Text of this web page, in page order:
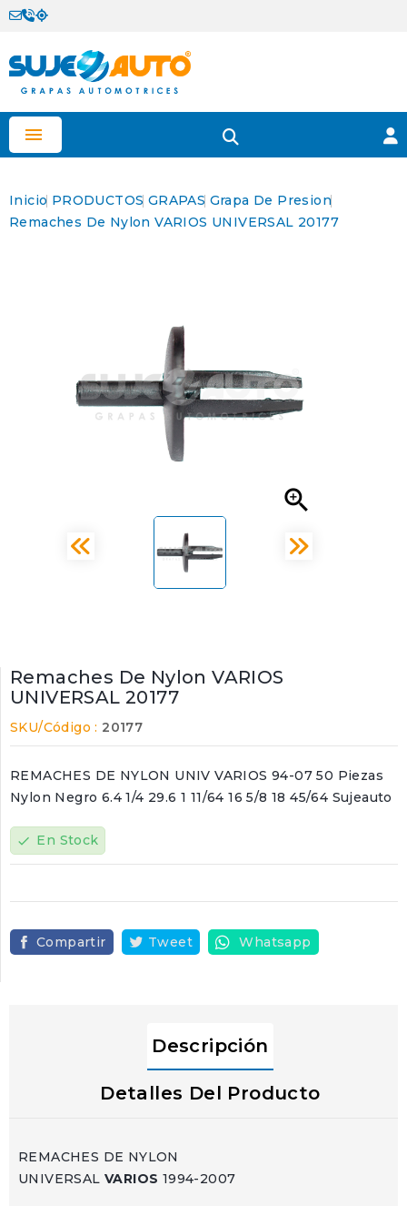

Inicio PRODUCTOS GRAPAS Grapa De Presion
Remaches De Nylon VARIOS UNIVERSAL 20177

Remaches De Nylon VARIOS
UNIVERSAL 20177
SKU/Código : 20177
REMACHES DE NYLON UNIV VARIOS 94-07 50 Piezas
Nylon Negro 6.4 1/4 29.6 1 11/64 16 5/8 18 45/64 Sujeauto
check En Stock
Compartir Tweet Whatsapp
Descripción
Detalles Del Producto
REMACHES DE NYLON
UNIVERSAL VARIOS 1994-2007